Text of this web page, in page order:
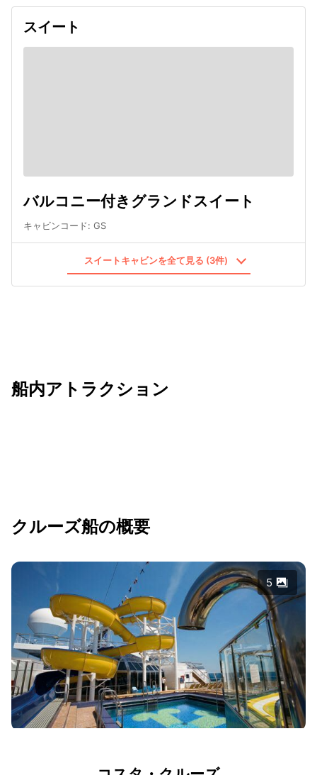
スイート
バルコニー付きグランドスイート
キャビンコード: GS
スイートキャビンを全て見る (3件)
船内アトラクション
クルーズ船の概要
5